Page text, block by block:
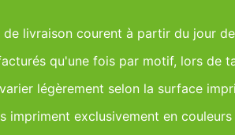
livraison courent à partir du jour
qu'une fois par motif, lors de
légèrement selon la surface
impriment exclusivement en couleurs